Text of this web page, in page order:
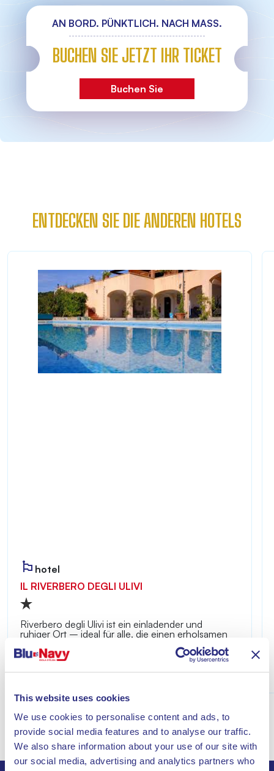
This website uses cookies
We use cookies to personalise content and ads, to
provide social media features and to analyse our traffic.
We also share information about your use of our site with
our social media, advertising and analytics partners who
AN BORD. PÜNKTLICH. NACH MASS.
BUCHEN SIE JETZT IHR TICKET
Buchen Sie
ENTDECKEN SIE DIE ANDEREN HOTELS
hotel
IL RIVERBERO DEGLI ULIVI
Riverbero degli Ulivi ist ein einladender und
ruhiger Ort – ideal für alle, die einen erholsamen
Aufenthalt nur wenige Minuten vom Meer von
Lacona entfernt genießen möchten.
Entdecke